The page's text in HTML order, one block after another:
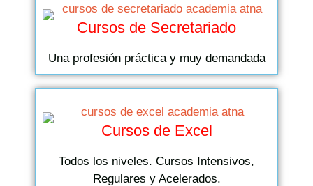
Cursos de Secretariado
Una profesión práctica y muy demandada
Cursos de Excel
Todos los niveles. Cursos Intensivos,
Regulares y Acelerados.